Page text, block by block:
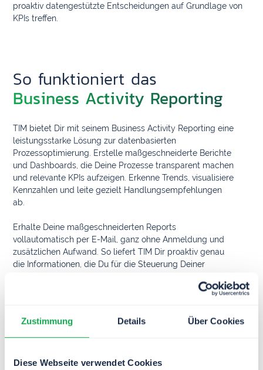
Zustimmung Details Über Cookies
Diese Webseite verwendet Cookies
proaktiv datengestützte Entscheidungen auf Grundlage von
KPIs treffen.
TIM bietet Dir mit seinem Business Activity Reporting eine
leistungsstarke Lösung zur datenbasierten
Prozessoptimierung. Erstelle maßgeschneiderte Berichte
und Dashboards, die Deine Prozesse transparent machen
und relevante KPIs aufzeigen. Erkenne Trends, visualisiere
Kennzahlen und leite gezielt Handlungsempfehlungen
ab.
Erhalte Deine maßgeschneiderten Reports
vollautomatisch per E-Mail, ganz ohne Anmeldung und
zusätzlichen Aufwand. So liefert TIM Dir proaktiv genau
die Informationen, die Du für die Steuerung Deiner
TIM verschafft Dir somit einen klaren Überblick über
Deine dynamischen Prozesse und Daten. Verbessere
dadurch die Performance Deiner Geschäftsabläufe und
So funktioniert das
Business Activity Reporting